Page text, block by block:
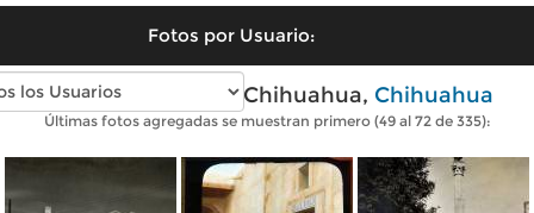
Fotos por Usuario:
Fotos antiguas de Chihuahua, Chihuahua
Últimas fotos agregadas se muestran primero (49 al 72 de 335):